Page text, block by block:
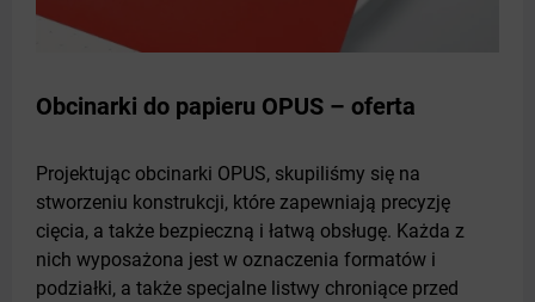
Obcinarki do papieru OPUS – oferta
Projektując obcinarki OPUS, skupiliśmy się na
stworzeniu konstrukcji, które zapewniają precyzję
cięcia, a także bezpieczną i łatwą obsługę. Każda z
nich wyposażona jest w oznaczenia formatów i
podziałki, a także specjalne listwy chroniące przed